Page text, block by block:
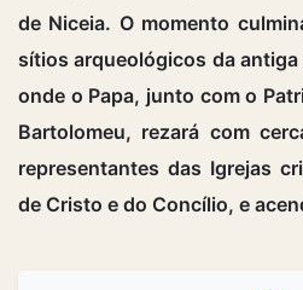
de Niceia. O momento
sítios arqueológicos da
onde o Papa, junto com o
Bartolomeu, rezará com
representantes das Igrejas
de Cristo e do Concílio, e